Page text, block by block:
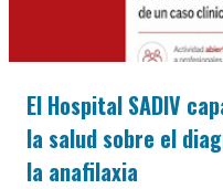
El Hospital SADIV
la salud sobre el
la anafilaxia